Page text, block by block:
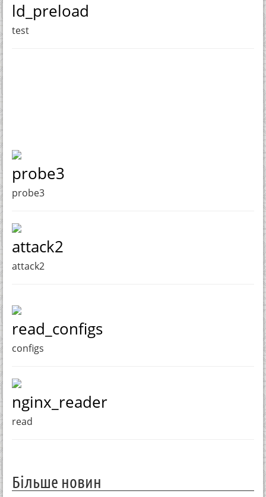
ld_preload
test
probe3
probe3
attack2
attack2
read_configs
configs
nginx_reader
read
Більше новин